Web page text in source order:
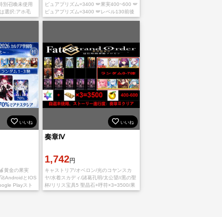
別召喚未使用
選択:アホ毛
からダウンロ
ピュアプリズム=3400 🪽果実400~600 🪽
ピュアプリズム=3400 🪽レベル130前後
コメントなし直接購入OK AndroidとIOS
いいね
黄金の果実
とIOS
Playスト
要があります
いいね
奏章Ⅳ
1,742円
キャストリア/オベロン/光のコヤンスカ
ヤ/水着スカディ/諸葛孔明/太公望//黒の聖
杯/リリス宝具5 聖晶石+呼符×3=3500/果
実：400-600/ 🍀🍀🍀 正規店でダウンロー